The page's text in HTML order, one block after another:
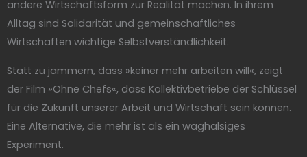
andere Wirtschaftsform zur Realität machen. In ihrem
Alltag sind Solidarität und gemeinschaftliches
Wirtschaften wichtige Selbstverständlichkeit.
Statt zu jammern, dass »keiner mehr arbeiten will«, zeigt
der Film »Ohne Chefs«, dass Kollektivbetriebe der Schlüssel
für die Zukunft unserer Arbeit und Wirtschaft sein können.
Eine Alternative, die mehr ist als ein waghalsiges
Experiment.